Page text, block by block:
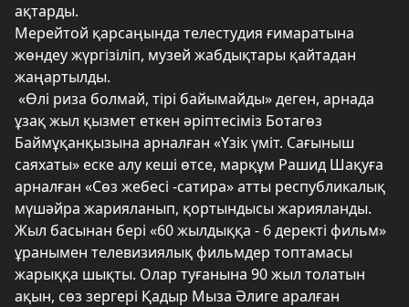
ақтарды.
Мерейтой қарсаңында телестудия ғимаратына
жөндеу жүргізіліп, музей жабдықтары қайтадан
жаңартылды.
«Өлі риза болмай, тірі байымайды» деген, арнада
ұзақ жыл қызмет еткен әріптесіміз Ботагөз
Баймұқанқызына арналған «Үзік үміт. Сағыныш
саяхаты» еске алу кеші өтсе, марқұм Рашид Шақуға
арналған «Сөз жебесі -сатира» атты республикалық
мүшәйра жарияланып, қортындысы жарияланды.
Жыл басынан бері «60 жылдыққа - 6 деректі фильм»
ұранымен телевизиялық фильмдер топтамасы
жарыққа шықты. Олар туғанына 90 жыл толатын
ақын, сөз зергері Қадыр Мыза Әлиге аралған